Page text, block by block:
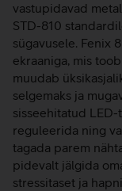
vastupidavad
STD-810
sügavusele. Fenix
ekraaniga, mis
muudab
selgemaks ja
sisseehitatud
reguleerida ning
tagada parem
pidevalt jälgida
stressitaset ja